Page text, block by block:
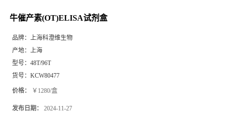
牛催产素(OT)ELISA试剂盒
品牌： 上海科澄维生物
产地： 上海
型号： 48T/96T
货号： KCW80477
价格： ￥1280/盒
发布日期： 2024-11-27